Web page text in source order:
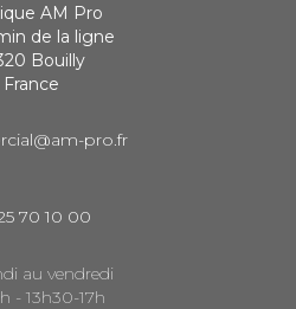
AM Pro
de la ligne
Bouilly
France
pro.fr
70 10 00
au vendredi
- 13h30-17h